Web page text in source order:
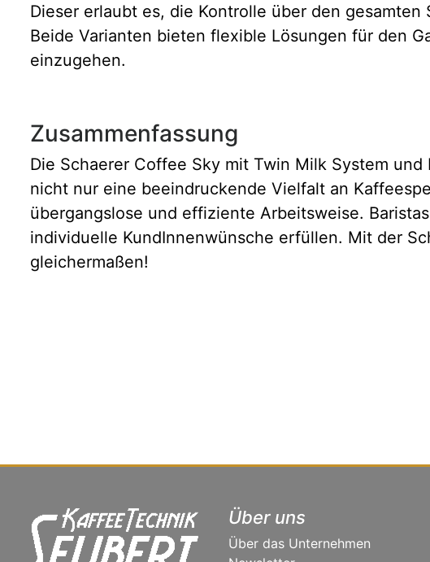
Dieser erlaubt es, die Kontrolle über den
Beide Varianten bieten flexible Lösungen für den
einzugehen.
Zusammenfassung
Die Schaerer Coffee Sky mit Twin Milk System
nicht nur eine beeindruckende Vielfalt an
übergangslose und effiziente Arbeitsweise.
individuelle KundInnenwünsche erfüllen. Mit der
gleichermaßen!
Über uns
Über das Unternehmen